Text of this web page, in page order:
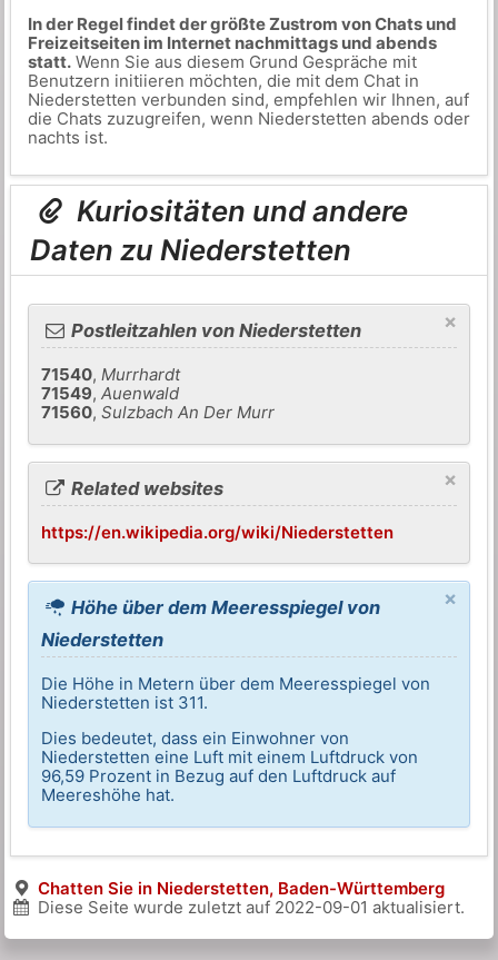
In der Regel findet der größte Zustrom von Chats und
Freizeitseiten im Internet nachmittags und abends
statt.Wenn Sie aus diesem Grund Gespräche mit
Benutzern initiieren möchten, die mit dem Chat in
Niederstetten verbunden sind, empfehlen wir Ihnen, auf
die Chats zuzugreifen, wenn Niederstetten abends oder
nachts ist.
Kuriositäten und andere
Daten zu Niederstetten
×
Postleitzahlen von Niederstetten
71540,Murrhardt
71549,Auenwald
71560,Sulzbach An Der Murr
×
Related websites
https://en.wikipedia.org/wiki/Niederstetten
×
Höhe über dem Meeresspiegel von
Niederstetten
Die Höhe in Metern über dem Meeresspiegel von
Niederstetten ist 311.
Dies bedeutet, dass ein Einwohner von
Niederstetten eine Luft mit einem Luftdruck von
96,59 Prozent in Bezug auf den Luftdruck auf
Meereshöhe hat.
Chatten Sie in Niederstetten, Baden-Württemberg
Diese Seite wurde zuletzt auf 2022-09-01 aktualisiert.